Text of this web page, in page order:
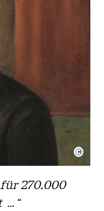
Würgele
©
270.000
…“